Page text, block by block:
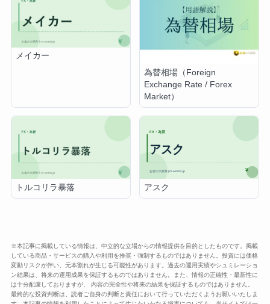
メイカー
為替相場（Foreign
Exchange Rate / Forex
Market）
トルコリラ暴落 アスク
※本記事に掲載している情報は、中立的な立場からの情報提供を目的としたものです。掲載
している商品・サービスの購入や利用を推奨・強制するものではありません。投資には価格
変動リスクが伴い、元本割れが生じる可能性があります。過去の運用実績やシュミレーショ
ン結果は、将来の運用成果を保証するものではありません。また、情報の正確性・最新性に
は十分配慮しておりますが、 内容の完全性や将来の結果を保証するものではありません。
最終的な投資判断は、読者ご自身の判断と責任において行っていただくようお願いいたしま